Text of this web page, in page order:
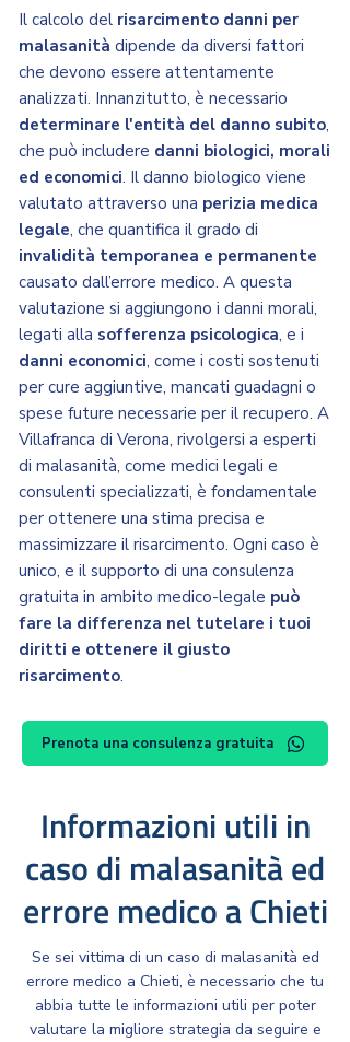
Il calcolo del risarcimento danni per
malasanità dipende da diversi fattori
che devono essere attentamente
analizzati. Innanzitutto, è necessario
determinare l'entità del danno subito,
che può includere danni biologici, morali
ed economici. Il danno biologico viene
valutato attraverso una perizia medica
legale, che quantifica il grado di
invalidità temporanea e permanente
causato dall’errore medico. A questa
valutazione si aggiungono i danni morali,
legati alla sofferenza psicologica, e i
danni economici, come i costi sostenuti
per cure aggiuntive, mancati guadagni o
spese future necessarie per il recupero. A
Villafranca di Verona, rivolgersi a esperti
di malasanità, come medici legali e
consulenti specializzati, è fondamentale
per ottenere una stima precisa e
massimizzare il risarcimento. Ogni caso è
unico, e il supporto di una consulenza
gratuita in ambito medico-legale può
fare la differenza nel tutelare i tuoi
diritti e ottenere il giusto
risarcimento.
Prenota una consulenza gratuita
Informazioni utili in
caso di malasanità ed
errore medico a Chieti
Se sei vittima di un caso di malasanità ed
errore medico a Chieti, è necessario che tu
abbia tutte le informazioni utili per poter
valutare la migliore strategia da seguire e